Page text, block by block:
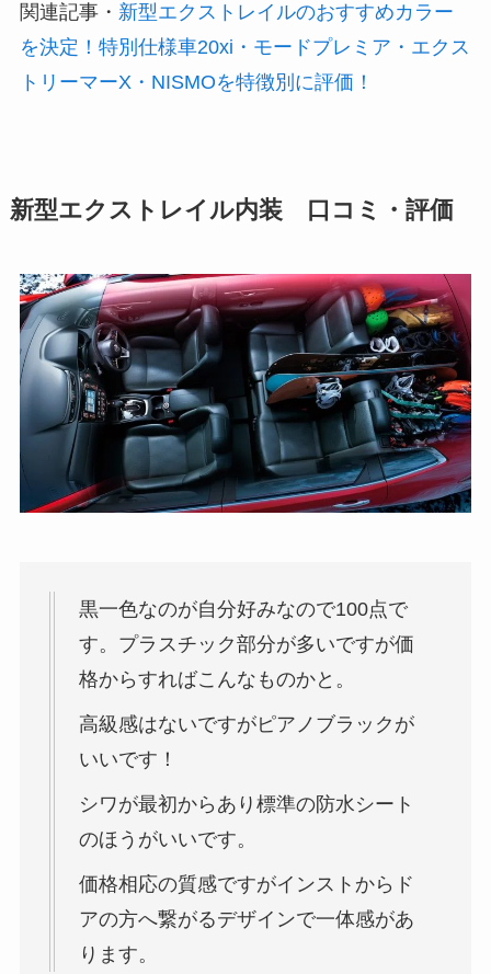
関連記事・ 新型エクストレイルのおすすめカラー
を決定！特別仕様車20xi・モードプレミア・エクス
トリーマーX・NISMOを特徴別に評価！
新型エクストレイル内装 口コミ・評価
黒一色なのが自分好みなので100点で
す。プラスチック部分が多いですが価
格からすればこんなものかと。
高級感はないですがピアノブラックが
いいです！
シワが最初からあり標準の防水シート
のほうがいいです。
価格相応の質感ですがインストからド
アの方へ繋がるデザインで一体感があ
ります。